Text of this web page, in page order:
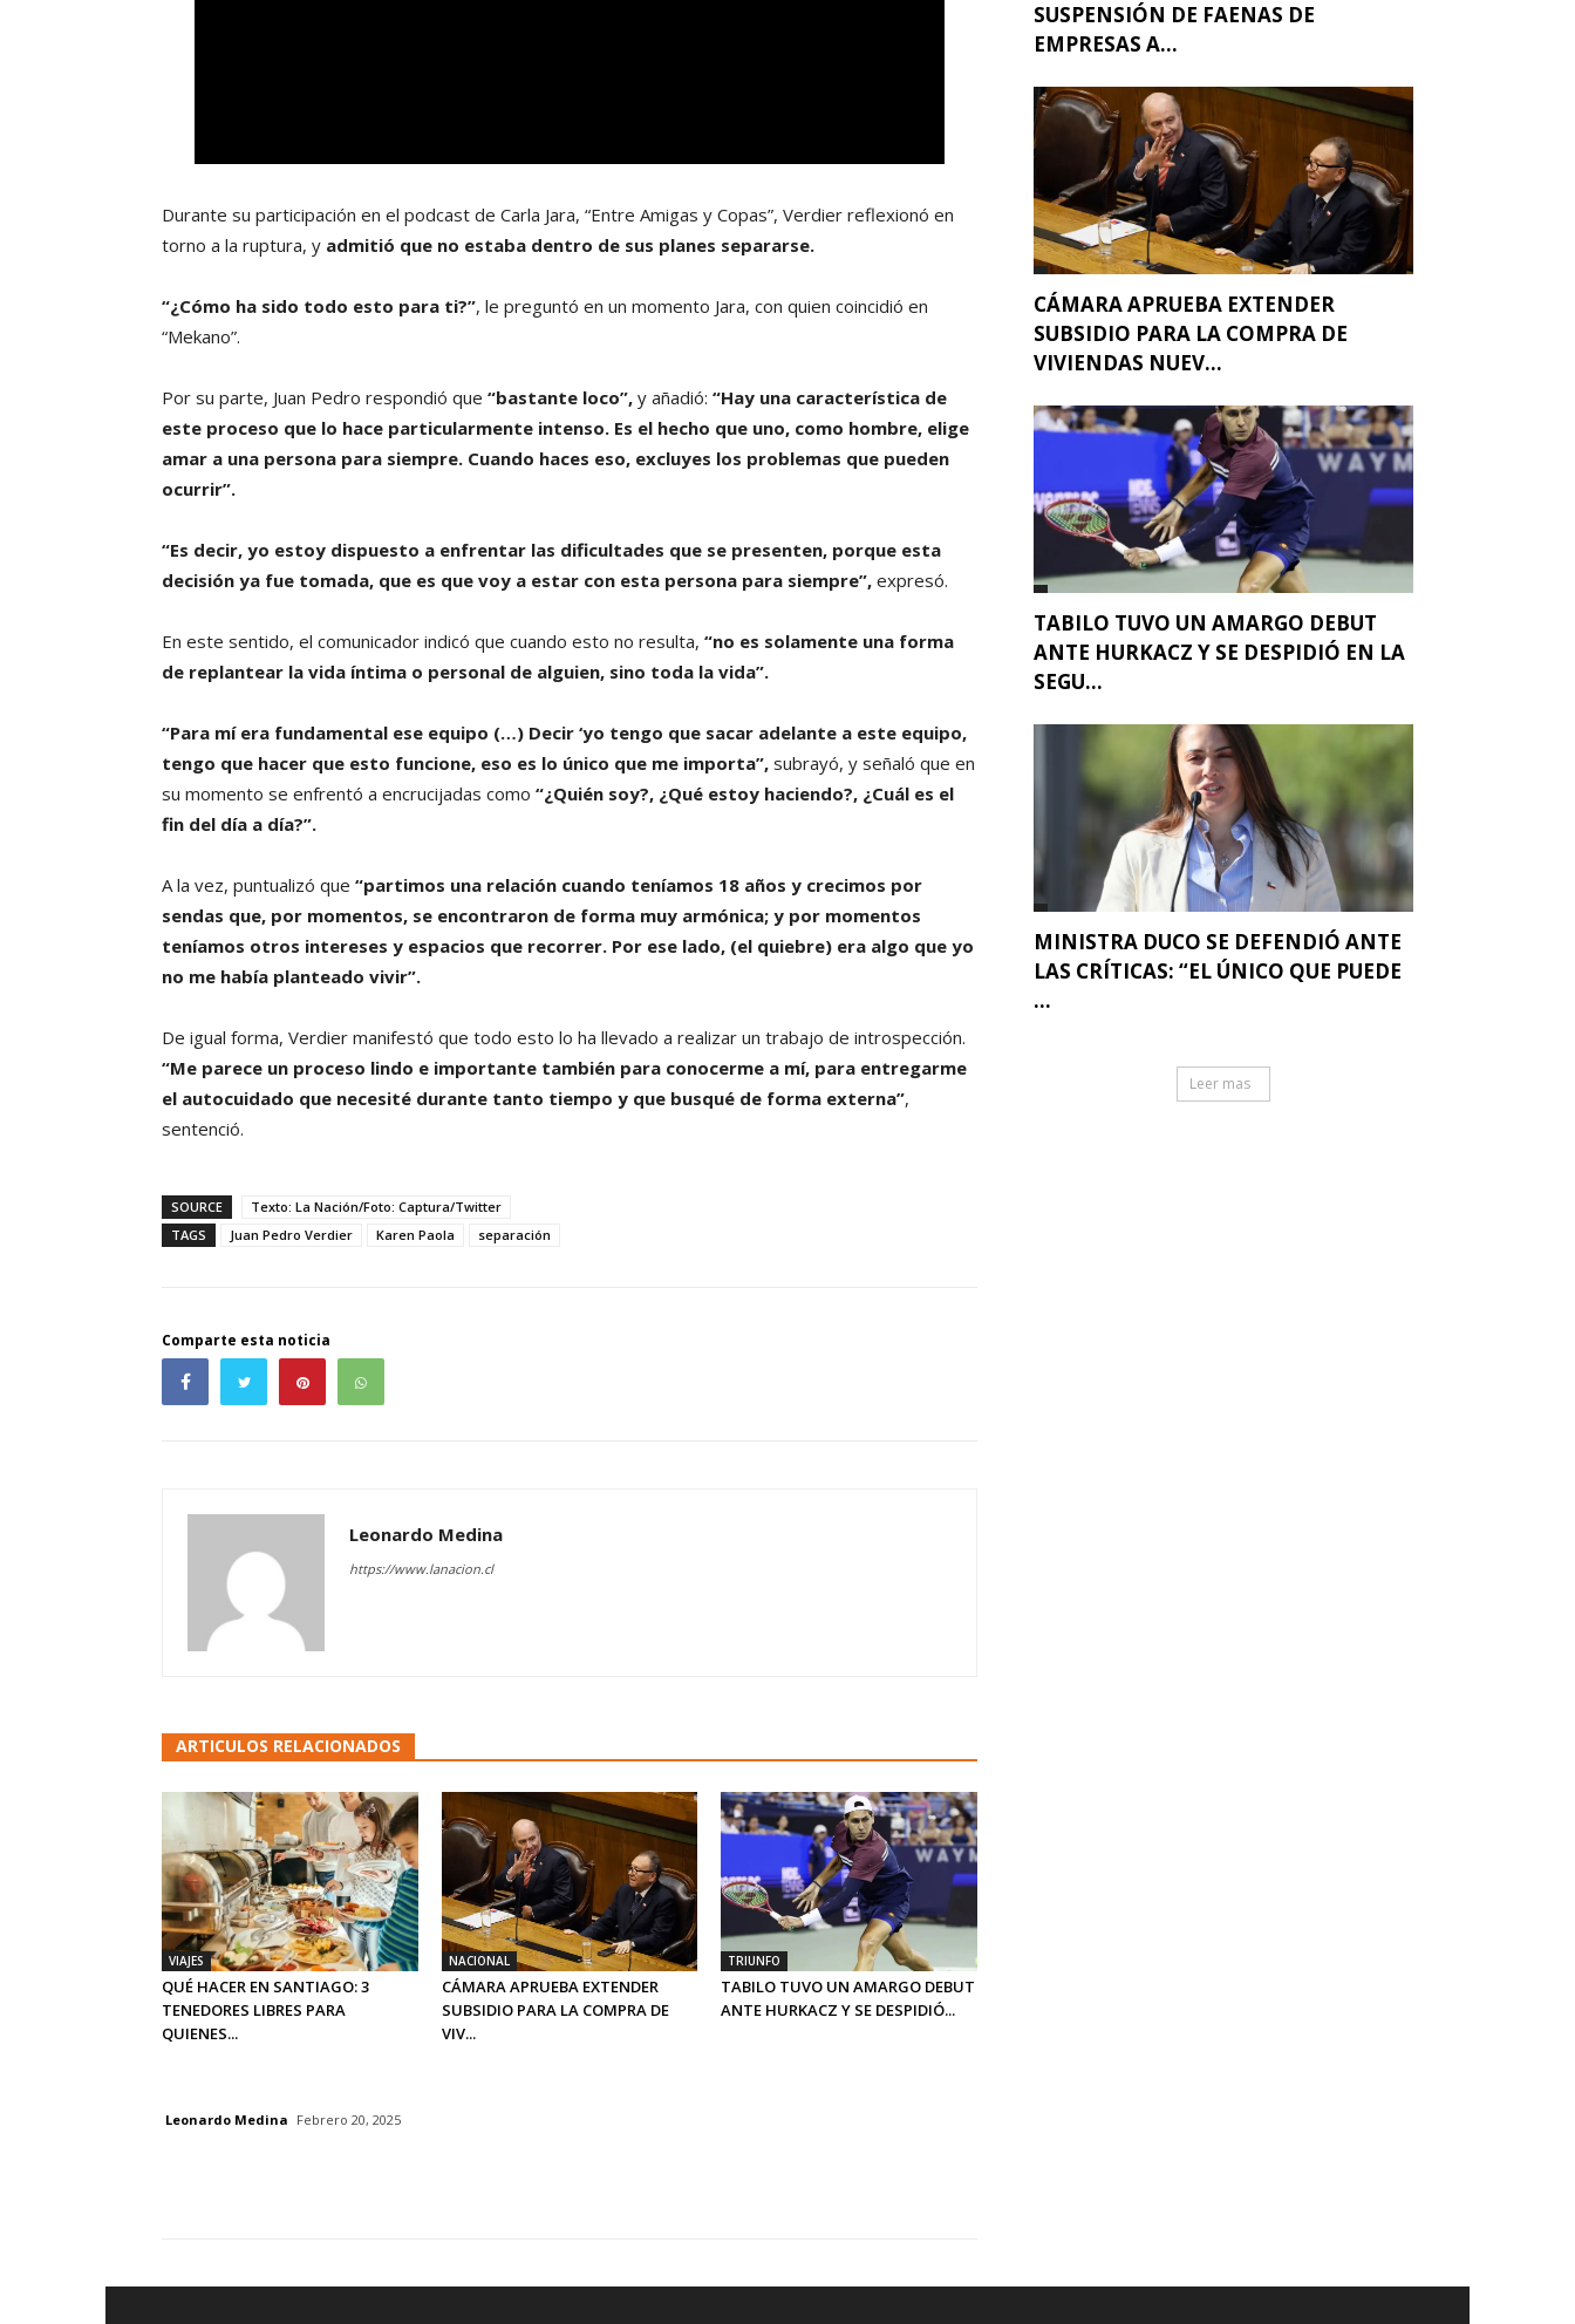
Durante su participación en el podcast de Carla Jara, “Entre Amigas y Copas”, Verdier reflexionó en
torno a la ruptura, y admitió que no estaba dentro de sus planes separarse.
“¿Cómo ha sido todo esto para ti?”, le preguntó en un momento Jara, con quien coincidió en
“Mekano”.
Por su parte, Juan Pedro respondió que “bastante loco”, y añadió: “Hay una característica de
este proceso que lo hace particularmente intenso. Es el hecho que uno, como hombre, elige
amar a una persona para siempre. Cuando haces eso, excluyes los problemas que pueden
ocurrir”.
“Es decir, yo estoy dispuesto a enfrentar las dificultades que se presenten, porque esta
decisión ya fue tomada, que es que voy a estar con esta persona para siempre”, expresó.
En este sentido, el comunicador indicó que cuando esto no resulta, “no es solamente una forma
de replantear la vida íntima o personal de alguien, sino toda la vida”.
“Para mí era fundamental ese equipo (…) Decir ‘yo tengo que sacar adelante a este equipo,
tengo que hacer que esto funcione, eso es lo único que me importa”, subrayó, y señaló que en
su momento se enfrentó a encrucijadas como “¿Quién soy?, ¿Qué estoy haciendo?, ¿Cuál es el
fin del día a día?”.
A la vez, puntualizó que “partimos una relación cuando teníamos 18 años y crecimos por
sendas que, por momentos, se encontraron de forma muy armónica; y por momentos
teníamos otros intereses y espacios que recorrer. Por ese lado, (el quiebre) era algo que yo
no me había planteado vivir”.
De igual forma, Verdier manifestó que todo esto lo ha llevado a realizar un trabajo de introspección.
“Me parece un proceso lindo e importante también para conocerme a mí, para entregarme
el autocuidado que necesité durante tanto tiempo y que busqué de forma externa”,
sentenció.
SOURCE
Texto: La Nación/Foto: Captura/Twitter
TAGS
Juan Pedro Verdier Karen Paola separación
Comparte esta noticia
Leonardo Medina
https://www.lanacion.cl
ARTICULOS RELACIONADOS
VIAJES
QUÉ HACER EN SANTIAGO: 3
TENEDORES LIBRES PARA
QUIENES...
NACIONAL
CÁMARA APRUEBA EXTENDER
SUBSIDIO PARA LA COMPRA DE
VIV...
TRIUNFO
TABILO TUVO UN AMARGO DEBUT
ANTE HURKACZ Y SE DESPIDIÓ...
SUSPENSIÓN DE FAENAS DE
EMPRESAS A...
CÁMARA APRUEBA EXTENDER
SUBSIDIO PARA LA COMPRA DE
VIVIENDAS NUEV...
TABILO TUVO UN AMARGO DEBUT
ANTE HURKACZ Y SE DESPIDIÓ EN LA
SEGU...
MINISTRA DUCO SE DEFENDIÓ ANTE
LAS CRÍTICAS: “EL ÚNICO QUE PUEDE
...
Leer mas
Leonardo Medina Febrero 20, 2025